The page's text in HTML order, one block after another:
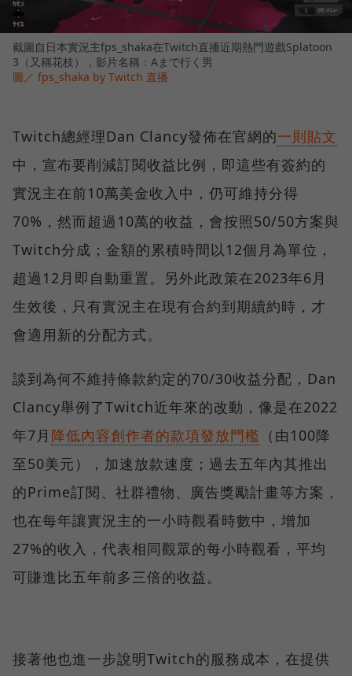
截圖自日本實況主fps_shaka在Twitch直播近期熱門遊戲Splatoon
3（又稱花枝），影片名稱：Aまで行く男
圖／ fps_shaka by Twitch 直播
Twitch總經理Dan Clancy發佈在官網的一則貼文
中，宣布要削減訂閱收益比例，即這些有簽約的
實況主在前10萬美金收入中，仍可維持分得
70%，然而超過10萬的收益，會按照50/50方案與
Twitch分成；金額的累積時間以12個月為單位，
超過12月即自動重置。另外此政策在2023年6月
生效後，只有實況主在現有合約到期續約時，才
會適用新的分配方式。
談到為何不維持條款約定的70/30收益分配，Dan
Clancy舉例了Twitch近年來的改動，像是在2022
年7月 降低內容創作者的款項發放門檻 （由100降
至50美元），加速放款速度；過去五年內其推出
的Prime訂閱、社群禮物、廣告獎勵計畫等方案，
也在每年讓實況主的一小時觀看時數中，增加
27%的收入，代表相同觀眾的每小時觀看，平均
可賺進比五年前多三倍的收益。
接著他也進一步說明Twitch的服務成本，在提供